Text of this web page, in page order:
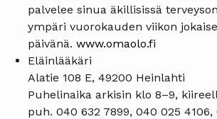
palvelee sinua äkillisissä
ympäri vuorokauden viikon
päivänä. www.omaolo.fi
Eläinlääkäri
Alatie 108 E, 49200 Heinlahti
Puhelinaika arkisin klo 8–9,
puh. 040 632 7899, 040 025